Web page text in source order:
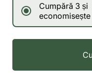
Cumpără 3 și
economisește